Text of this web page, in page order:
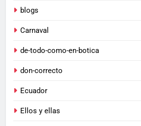
blogs
Carnaval
de-todo-como-en-botica
don-correcto
Ecuador
Ellos y ellas